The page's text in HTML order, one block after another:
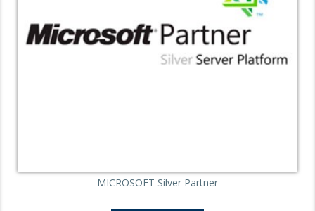
MICROSOFT Silver Partner